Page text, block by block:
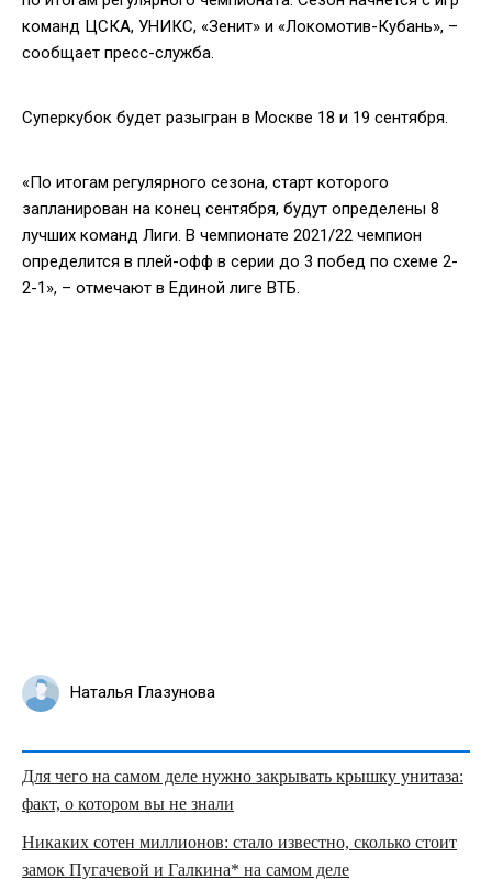
команд ЦСКА, УНИКС, «Зенит» и «Локомотив-Кубань», ­–
сообщает пресс-служба.
Суперкубок будет разыгран в Москве 18 и 19 сентября.
«По итогам регулярного сезона, старт которого
запланирован на конец сентября, будут определены 8
лучших команд Лиги. В чемпионате 2021/22 чемпион
определится в плей-офф в серии до 3 побед по схеме 2-
2-1», – отмечают в Единой лиге ВТБ.
Наталья Глазунова
Для чего на самом деле нужно закрывать крышку унитаза:
факт, о котором вы не знали
Никаких сотен миллионов: стало известно, сколько стоит
замок Пугачевой и Галкина* на самом деле